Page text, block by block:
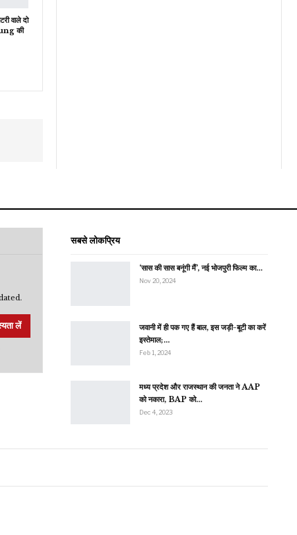
वाले दो
की
लें
सबसे लोकप्रिय
‘सास की सास बनूंगी मैं’, नई भोजपुरी फिल्म का…
Nov 20, 2024
जवानी में ही पक गए हैं बाल, इस जड़ी-बूटी का करें
इस्तेमाल;…
Feb 1, 2024
मध्य प्रदेश और राजस्थान की जनता ने AAP
को नकारा, BAP को…
Dec 4, 2023